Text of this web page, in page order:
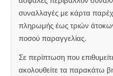
συναλλαγές με κάρτα
πληρωμής έως τριών
ποσού παραγγελίας.
Σε περίπτωση που
ακολουθείτε τα παρακάτω